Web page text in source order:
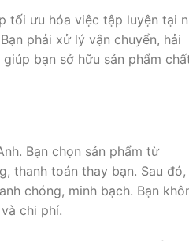
tối ưu hóa việc tập luyện tại
phải xử lý vận chuyển, hải
bạn sở hữu sản phẩm
Bạn chọn sản phẩm từ
thanh toán thay bạn. Sau đó,
chóng, minh bạch. Bạn
chi phí.